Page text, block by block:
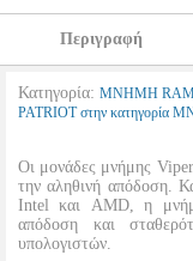
Περιγραφή
Κατηγορία: ΜΝΗΜΗ
PATRIOT στην
Οι μονάδες μνήμης
την αληθινή απόδοση.
Intel και AMD, η
απόδοση και
υπολογιστών.